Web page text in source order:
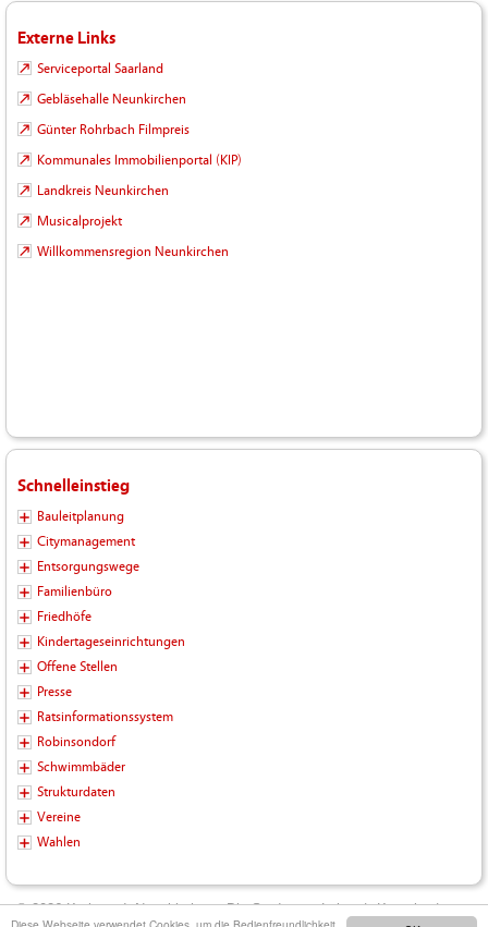
Externe Links
Serviceportal Saarland
Gebläsehalle Neunkirchen
Günter Rohrbach Filmpreis
Kommunales Immobilienportal (KIP)
Landkreis Neunkirchen
Musicalprojekt
Willkommensregion Neunkirchen
Schnelleinstieg
Bauleitplanung
Citymanagement
Entsorgungswege
Familienbüro
Friedhöfe
Kindertageseinrichtungen
Offene Stellen
Presse
Ratsinformationssystem
Robinsondorf
Schwimmbäder
Strukturdaten
Vereine
Wahlen
© 2026 Kreisstadt Neunkirchen - Die Stadt zum Leben | Kontakt |